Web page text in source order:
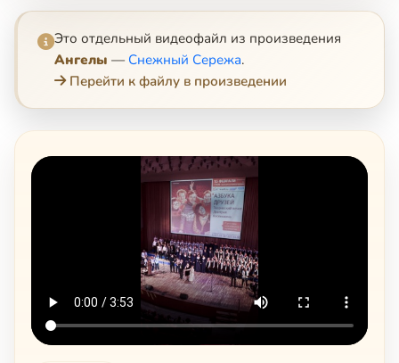
Это отдельный видеофайл из произведения
Ангелы — Снежный Сережа.
Перейти к файлу в произведении